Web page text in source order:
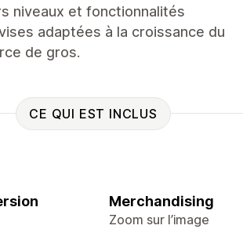
niveaux et fonctionnalités
adaptées à la croissance du
de gros.
CE QUI EST INCLUS
Merchandising
Zoom sur l’image